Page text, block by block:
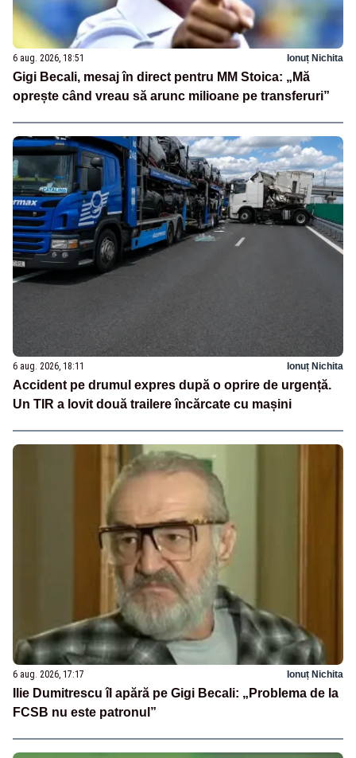
6 aug. 2026, 18:51 Ionuț Nichita
Gigi Becali, mesaj în direct pentru MM Stoica: „Mă
oprește când vreau să arunc milioane pe transferuri”
6 aug. 2026, 18:11 Ionuț Nichita
Accident pe drumul expres după o oprire de urgență.
Un TIR a lovit două trailere încărcate cu mașini
6 aug. 2026, 17:17 Ionuț Nichita
Ilie Dumitrescu îl apără pe Gigi Becali: „Problema de la
FCSB nu este patronul”